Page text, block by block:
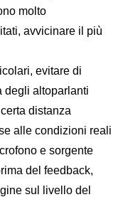
molto
avvicinare il più
evitare di
degli altoparlanti
distanza
alle condizioni reali
e sorgente
del feedback,
sul livello del